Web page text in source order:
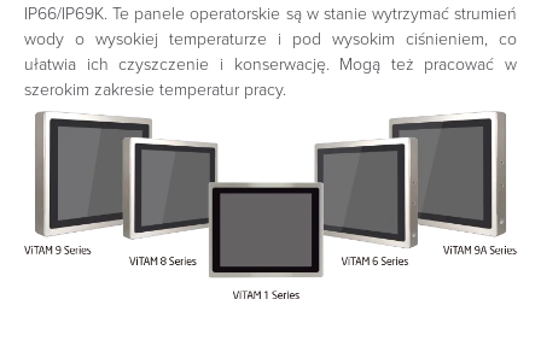
IP66/IP69K. Te panele operatorskie są w stanie wytrzymać strumień
wody o wysokiej temperaturze i pod wysokim ciśnieniem, co
ułatwia ich czyszczenie i konserwację. Mogą też pracować w
szerokim zakresie temperatur pracy.